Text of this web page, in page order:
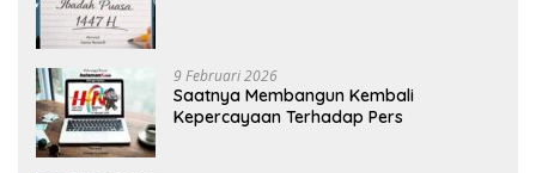
9 Februari 2026
Saatnya Membangun Kembali
Kepercayaan Terhadap Pers